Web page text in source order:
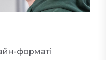
форматі